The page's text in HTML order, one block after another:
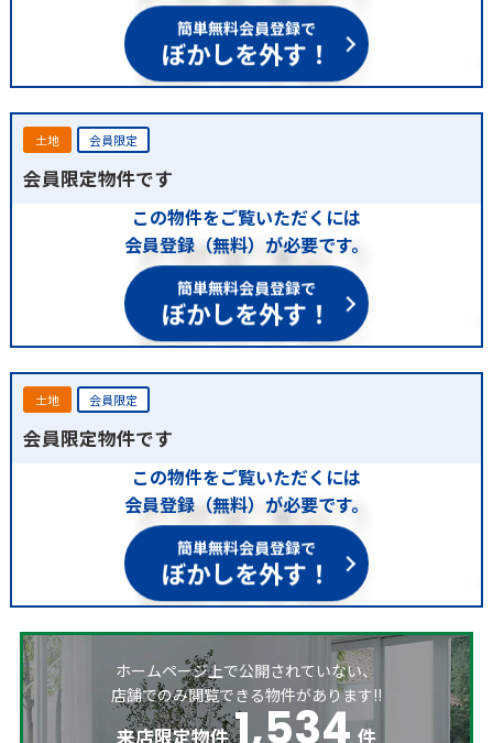
簡単無料会員登録で
ぼかしを外す！
土地 会員限定
会員限定物件です
この物件をご覧いただくには
会員登録（無料）が必要です。
簡単無料会員登録で
ぼかしを外す！
土地 会員限定
会員限定物件です
この物件をご覧いただくには
会員登録（無料）が必要です。
簡単無料会員登録で
ぼかしを外す！
ホームページ上で公開されていない、
店舗でのみ閲覧できる物件があります!!
来店限定物件 1,534 件